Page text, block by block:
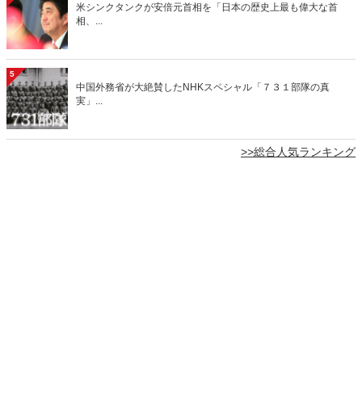
米シンクタンクが安倍元首相を「日本の歴史上最も偉大な首
相、...
5
中国外務省が大絶賛したNHKスペシャル「７３１部隊の真
実」...
>>総合人気ランキング